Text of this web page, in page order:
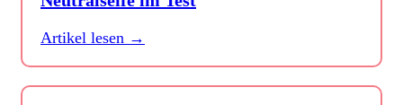
Artikel lesen →